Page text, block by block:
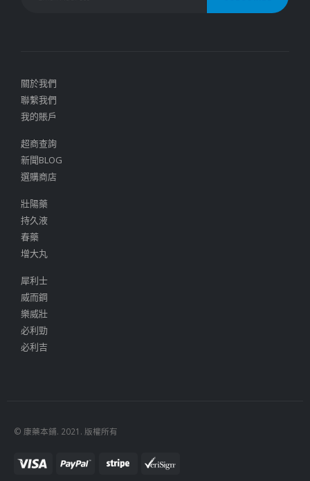
關於我們
聯繫我們
我的賬戶
超商查詢
新聞BLOG
選購商店
壯陽藥
持久液
春藥
增大丸
犀利士
威而鋼
樂威壯
必利勁
必利吉
© 康藥本鋪. 2021. 版權所有